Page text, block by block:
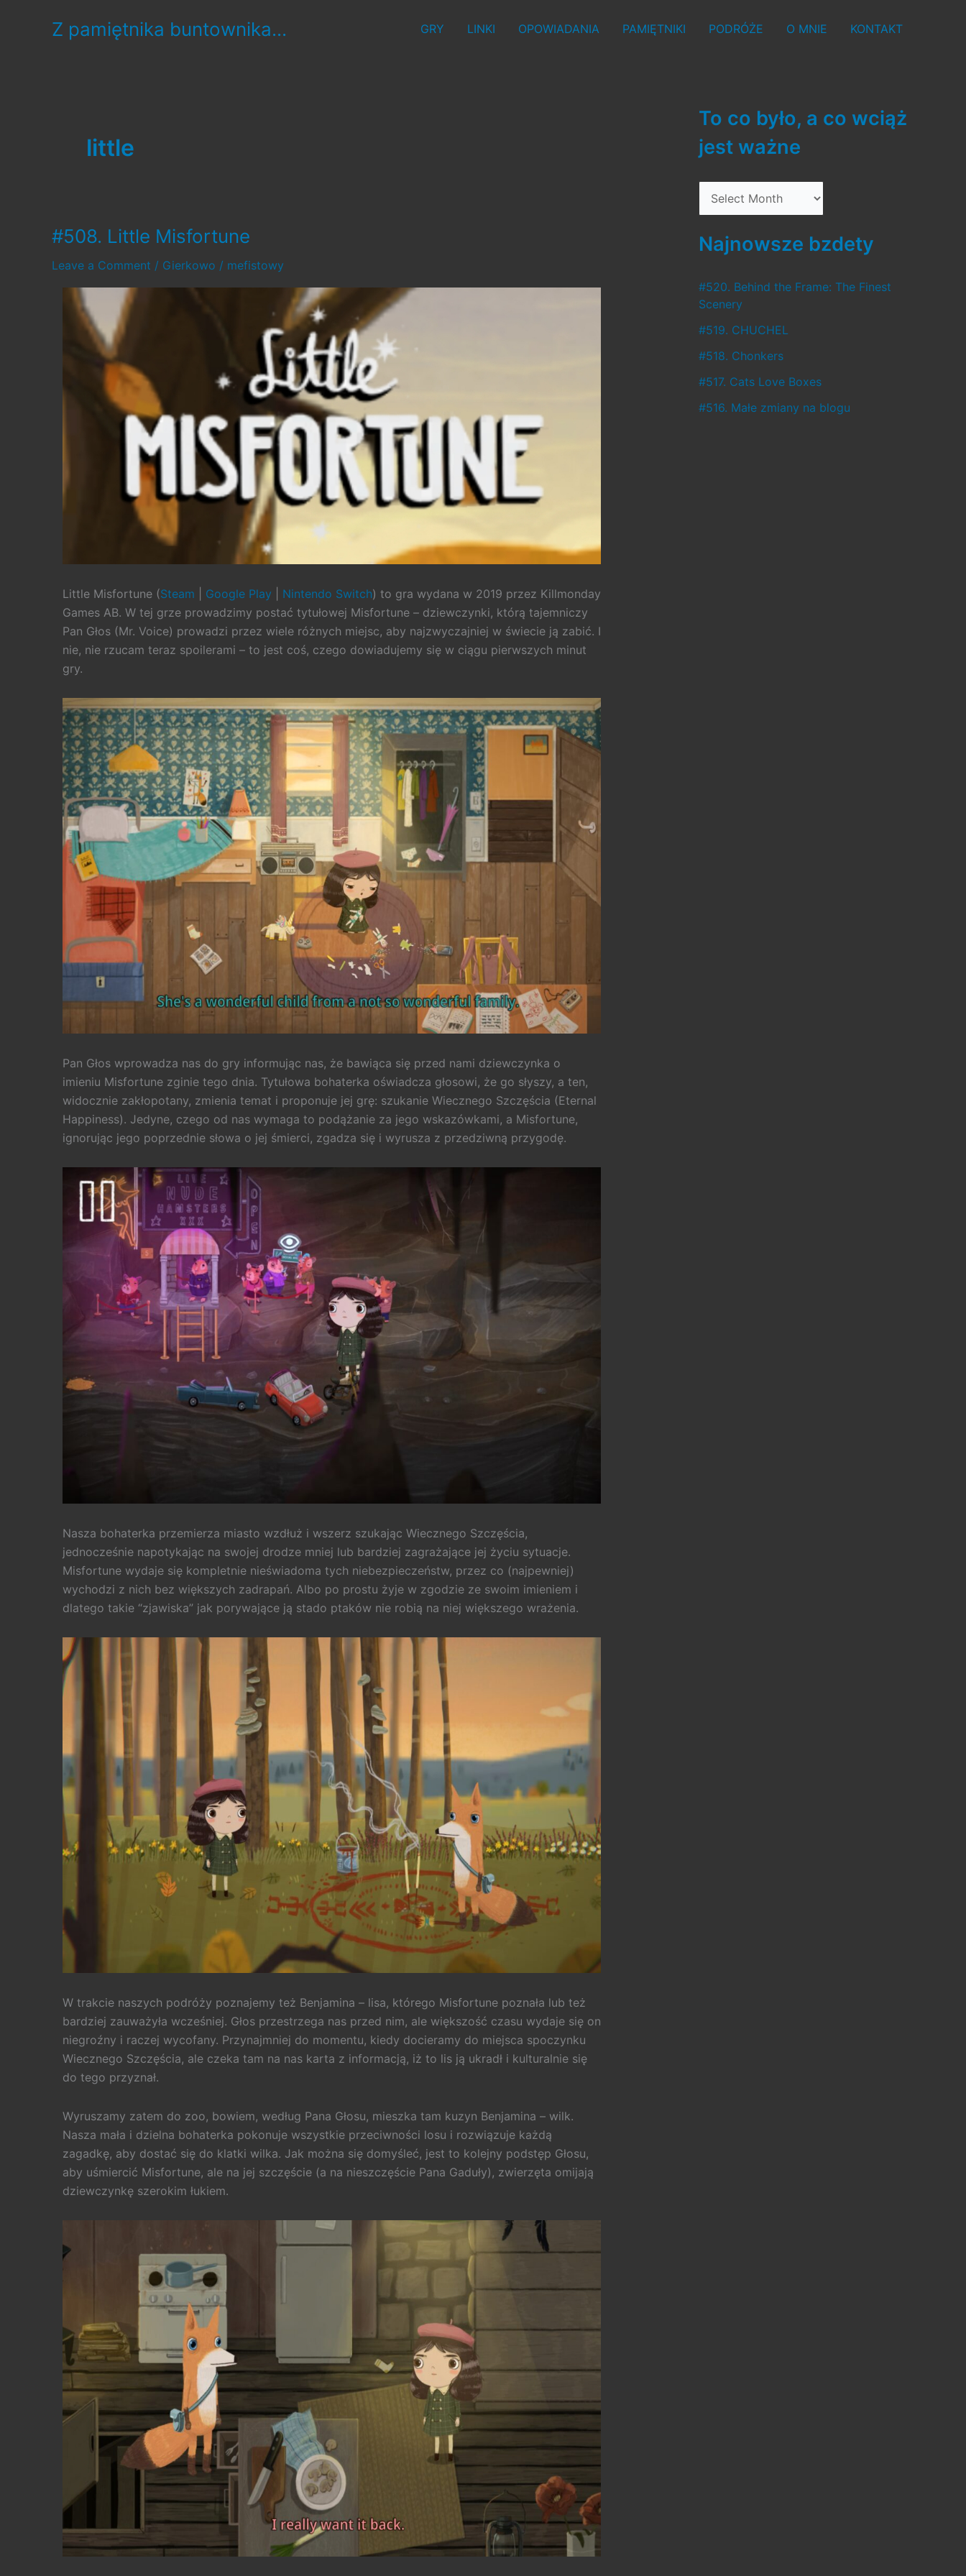
Z pamiętnika buntownika... GRY LINKI OPOWIADANIA PAMIĘTNIKI PODRÓŻE O MNIE KONTAKT
little
#508. Little Misfortune
Leave a Comment / Gierkowo / mefistowy
Little Misfortune (Steam Google Play Nintendo Switch) to gra wydana w 2019 przez Killmonday
Games AB. W tej grze prowadzimy postać tytułowej Misfortune – dziewczynki, którą tajemniczy
Pan Głos (Mr. Voice) prowadzi przez wiele różnych miejsc, aby najzwyczajniej w świecie ją zabić. I
nie, nie rzucam teraz spoilerami – to jest coś, czego dowiadujemy się w ciągu pierwszych minut
gry.
Pan Głos wprowadza nas do gry informując nas, że bawiąca się przed nami dziewczynka o
imieniu Misfortune zginie tego dnia. Tytułowa bohaterka oświadcza głosowi, że go słyszy, a ten,
widocznie zakłopotany, zmienia temat i proponuje jej grę: szukanie Wiecznego Szczęścia (Eternal
Happiness). Jedyne, czego od nas wymaga to podążanie za jego wskazówkami, a Misfortune,
ignorując jego poprzednie słowa o jej śmierci, zgadza się i wyrusza z przedziwną przygodę.
Nasza bohaterka przemierza miasto wzdłuż i wszerz szukając Wiecznego Szczęścia,
jednocześnie napotykając na swojej drodze mniej lub bardziej zagrażające jej życiu sytuacje.
Misfortune wydaje się kompletnie nieświadoma tych niebezpieczeństw, przez co (najpewniej)
wychodzi z nich bez większych zadrapań. Albo po prostu żyje w zgodzie ze swoim imieniem i
dlatego takie “zjawiska” jak porywające ją stado ptaków nie robią na niej większego wrażenia.
W trakcie naszych podróży poznajemy też Benjamina – lisa, którego Misfortune poznała lub też
bardziej zauważyła wcześniej. Głos przestrzega nas przed nim, ale większość czasu wydaje się on
niegroźny i raczej wycofany. Przynajmniej do momentu, kiedy docieramy do miejsca spoczynku
Wiecznego Szczęścia, ale czeka tam na nas karta z informacją, iż to lis ją ukradł i kulturalnie się
do tego przyznał.
Wyruszamy zatem do zoo, bowiem, według Pana Głosu, mieszka tam kuzyn Benjamina – wilk.
Nasza mała i dzielna bohaterka pokonuje wszystkie przeciwności losu i rozwiązuje każdą
zagadkę, aby dostać się do klatki wilka. Jak można się domyśleć, jest to kolejny podstęp Głosu,
aby uśmiercić Misfortune, ale na jej szczęście (a na nieszczęście Pana Gaduły), zwierzęta omijają
dziewczynkę szerokim łukiem.
To co było, a co wciąż
jest ważne
o
c
b
y
ł
o
,
Najnowsze bzdety
#520. Behind the Frame: The Finest
Scenery
#519. CHUCHEL
#518. Chonkers
#517. Cats Love Boxes
#516. Małe zmiany na blogu